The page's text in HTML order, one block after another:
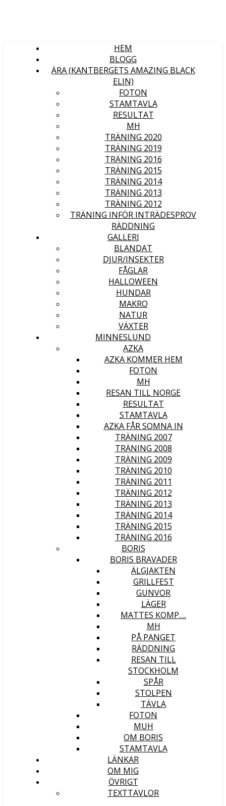
HEM
BLOGG
ÄRA (KANTBERGETS AMAZING BLACK
ELIN)
FOTON
STAMTAVLA
RESULTAT
MH
TRÄNING 2020
TRÄNING 2019
TRÄNING 2016
TRÄNING 2015
TRÄNING 2014
TRÄNING 2013
TRÄNING 2012
TRÄNING INFÖR INTRÄDESPROV
RÄDDNING
GALLERI
BLANDAT
DJUR/INSEKTER
FÅGLAR
HALLOWEEN
HUNDAR
MAKRO
NATUR
VÄXTER
MINNESLUND
AZKA
AZKA KOMMER HEM
FOTON
MH
RESAN TILL NORGE
RESULTAT
STAMTAVLA
AZKA FÅR SOMNA IN
TRÄNING 2007
TRÄNING 2008
TRÄNING 2009
TRÄNING 2010
TRÄNING 2011
TRÄNING 2012
TRÄNING 2013
TRÄNING 2014
TRÄNING 2015
TRÄNING 2016
BORIS
BORIS BRAVADER
ÄLGJAKTEN
GRILLFEST
GUNVOR
LÄGER
MATTES KOMP….
MH
PÅ PANGET
RÄDDNING
RESAN TILL
STOCKHOLM
SPÅR
STOLPEN
TÄVLA
FOTON
MUH
OM BORIS
STAMTAVLA
LÄNKAR
OM MIG
ÖVRIGT
TEXTTAVLOR